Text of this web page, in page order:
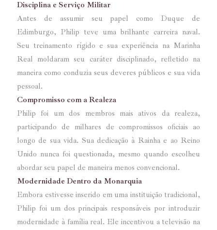
Disciplina e Serviço Militar
Antes de assumir seu papel como Duque de
Edimburgo, Philip teve uma brilhante carreira naval.
Seu treinamento rígido e sua experiência na Marinha
Real moldaram seu caráter disciplinado, refletido na
maneira como conduzia seus deveres públicos e sua vida
pessoal.
Compromisso com a Realeza
Philip foi um dos membros mais ativos da realeza,
participando de milhares de compromissos oficiais ao
longo de sua vida. Sua dedicação à Rainha e ao Reino
Unido nunca foi questionada, mesmo quando escolheu
abordar seu papel de maneira menos convencional.
Modernidade Dentro da Monarquia
Embora estivesse inserido em uma instituição tradicional,
Philip foi um dos principais responsáveis por introduzir
modernidade à família real. Ele incentivou a televisão na